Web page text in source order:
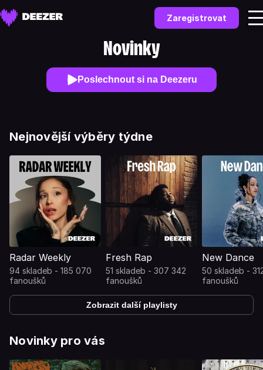
Zaregistrovat
Novinky
Poslechnout si na Deezeru
Nejnovější výběry týdne
Radar Weekly
94 skladeb - 185 070
fanoušků
Fresh Rap
51 skladeb - 307 342
fanoušků
New Dance
50 skladeb -
fanoušků
Zobrazit další playlisty
Novinky pro vás